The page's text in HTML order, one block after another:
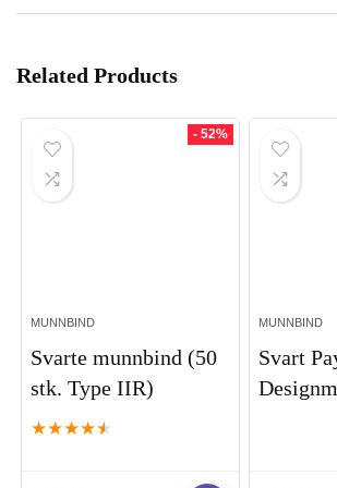
Related Products
- 52%
MUNNBIND
Svarte munnbind (50
stk. Type IIR)
★★★★★
MUNNBIND
Svart